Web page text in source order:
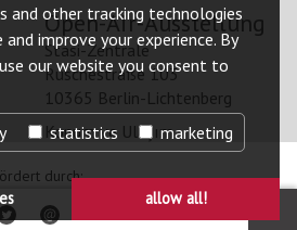
and other tracking technologies
improve your experience. By
our website you consent to
statistics marketing
allow all!
Twitterper
Open-Air-Ausstellung
Stasi-Zentrale
Ruschestraße 103
10365 Berlin-Lichtenberg
Konum ve Ulaşım
durch: http://